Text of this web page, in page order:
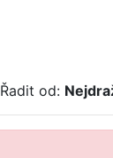
Řadit od: